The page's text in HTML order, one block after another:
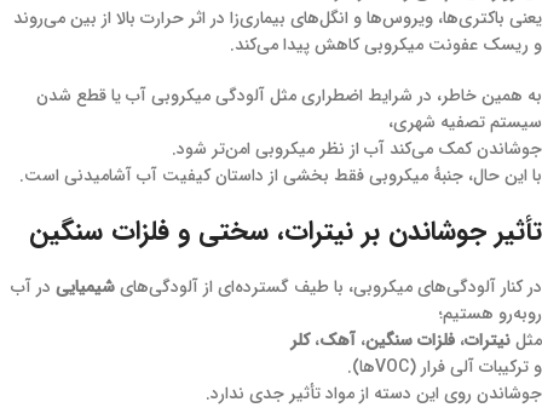
یعنی باکتری‌ها، ویروس‌ها و انگل‌های بیماری‌زا در اثر حرارت بالا از بین می‌روند
و ریسک عفونت میکروبی کاهش پیدا می‌کند.
به همین خاطر، در شرایط اضطراری مثل آلودگی میکروبی آب یا قطع شدن
سیستم تصفیه شهری،
جوشاندن کمک می‌کند آب از نظر میکروبی امن‌تر شود.
با این حال، جنبهٔ میکروبی فقط بخشی از داستان کیفیت آب آشامیدنی است.
تأثیر جوشاندن بر نیترات، سختی و فلزات سنگین
در کنار آلودگی‌های میکروبی، با طیف گسترده‌ای از آلودگی‌هایشیمیایی در آب
روبه‌رو هستیم؛
مثلنیترات، فلزات سنگین، آهک،کلر
و ترکیبات آلی فرار (VOCها).
جوشاندن روی این دسته از مواد تأثیر جدی ندارد.